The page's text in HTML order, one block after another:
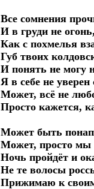
Все сомнения
И в груди не
Как с похмелья
Губ твоих
И понять не могу
Я в себе не уверен
Может, всё не
Просто кажется,
Может быть
Может, просто мы
Ночь пройдёт и
Не те волосы
Прижимаю к